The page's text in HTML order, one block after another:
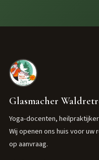
Glasmacher
Yoga-docenten,
Wij openen ons huis voor
op aanvraag.